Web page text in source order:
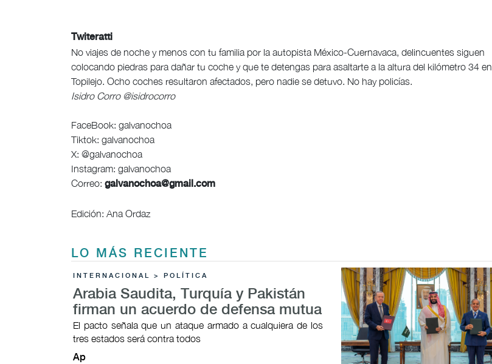
Twiteratti
No viajes de noche y menos con tu familia por la autopista México-Cuernavaca, delincuentes siguen
colocando piedras para dañar tu coche y que te detengas para asaltarte a la altura del kilómetro 34 en
Topilejo. Ocho coches resultaron afectados, pero nadie se detuvo. No hay policías.
Isidro Corro @isidrocorro
FaceBook: galvanochoa
Tiktok: galvanochoa
X: @galvanochoa
Instagram: galvanochoa
Correo: galvanochoa@gmail.com
Edición: Ana Ordaz
LO MÁS RECIENTE
INTERNACIONAL > POLÍTICA
Arabia Saudita, Turquía y Pakistán
firman un acuerdo de defensa mutua
El pacto señala que un ataque armado a cualquiera de los
tres estados será contra todos
Ap